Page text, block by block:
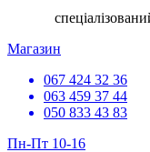
Магазин
067 424 32 36
063 459 37 44
050 833 43 83
Пн-Пт 10-16